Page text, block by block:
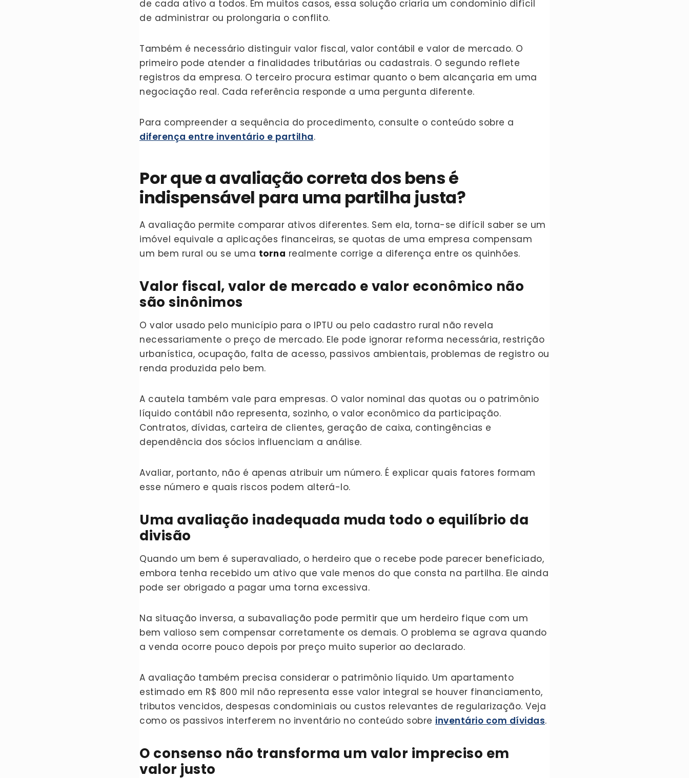
de cada ativo a todos. Em muitos casos, essa solução criaria um condomínio difícil
de administrar ou prolongaria o conflito.
Também é necessário distinguir valor fiscal, valor contábil e valor de mercado. O
primeiro pode atender a finalidades tributárias ou cadastrais. O segundo reflete
registros da empresa. O terceiro procura estimar quanto o bem alcançaria em uma
negociação real. Cada referência responde a uma pergunta diferente.
Para compreender a sequência do procedimento, consulte o conteúdo sobre a
diferença entre inventário e partilha.
Por que a avaliação correta dos bens é
indispensável para uma partilha justa?
A avaliação permite comparar ativos diferentes. Sem ela, torna-se difícil saber se um
imóvel equivale a aplicações financeiras, se quotas de uma empresa compensam
um bem rural ou se uma torna realmente corrige a diferença entre os quinhões.
Valor fiscal, valor de mercado e valor econômico não
são sinônimos
O valor usado pelo município para o IPTU ou pelo cadastro rural não revela
necessariamente o preço de mercado. Ele pode ignorar reforma necessária, restrição
urbanística, ocupação, falta de acesso, passivos ambientais, problemas de registro ou
renda produzida pelo bem.
A cautela também vale para empresas. O valor nominal das quotas ou o patrimônio
líquido contábil não representa, sozinho, o valor econômico da participação.
Contratos, dívidas, carteira de clientes, geração de caixa, contingências e
dependência dos sócios influenciam a análise.
Avaliar, portanto, não é apenas atribuir um número. É explicar quais fatores formam
esse número e quais riscos podem alterá-lo.
Uma avaliação inadequada muda todo o equilíbrio da
divisão
Quando um bem é superavaliado, o herdeiro que o recebe pode parecer beneficiado,
embora tenha recebido um ativo que vale menos do que consta na partilha. Ele ainda
pode ser obrigado a pagar uma torna excessiva.
Na situação inversa, a subavaliação pode permitir que um herdeiro fique com um
bem valioso sem compensar corretamente os demais. O problema se agrava quando
a venda ocorre pouco depois por preço muito superior ao declarado.
A avaliação também precisa considerar o patrimônio líquido. Um apartamento
estimado em R$ 800 mil não representa esse valor integral se houver financiamento,
tributos vencidos, despesas condominiais ou custos relevantes de regularização. Veja
como os passivos interferem no inventário no conteúdo sobre inventário com dívidas.
O consenso não transforma um valor impreciso em
valor justo